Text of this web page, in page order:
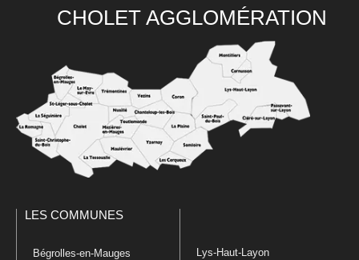
CHOLET AGGLOMÉRATION
LES COMMUNES
Bégrolles-en-Mauges Lys-Haut-Layon